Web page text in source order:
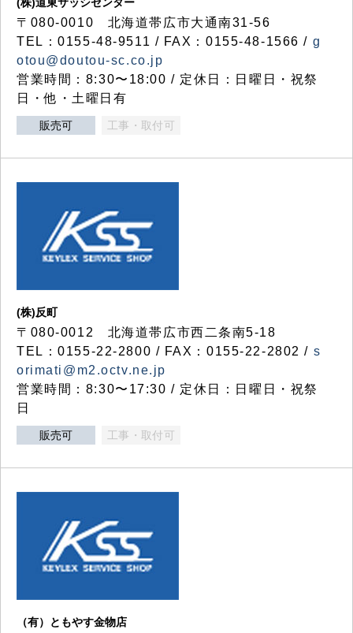
〒080-0010 北海道帯広市大通南31-56
TEL：0155-48-9511 / FAX：0155-48-1566 / g
otou@doutou-sc.co.jp
営業時間：8:30〜18:00 / 定休日：日曜日・祝祭
日・他・土曜日有
販売可 工事・取付可
(株)反町
〒080-0012 北海道帯広市西二条南5-18
TEL：0155-22-2800 / FAX：0155-22-2802 / s
orimati@m2.octv.ne.jp
営業時間：8:30〜17:30 / 定休日：日曜日・祝祭
日
販売可 工事・取付可
（有）ともやす金物店